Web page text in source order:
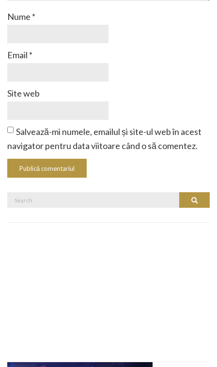
Nume *
Email *
Site web
Salvează-mi numele, emailul și site-ul web în acest
navigator pentru data viitoare când o să comentez.
Search